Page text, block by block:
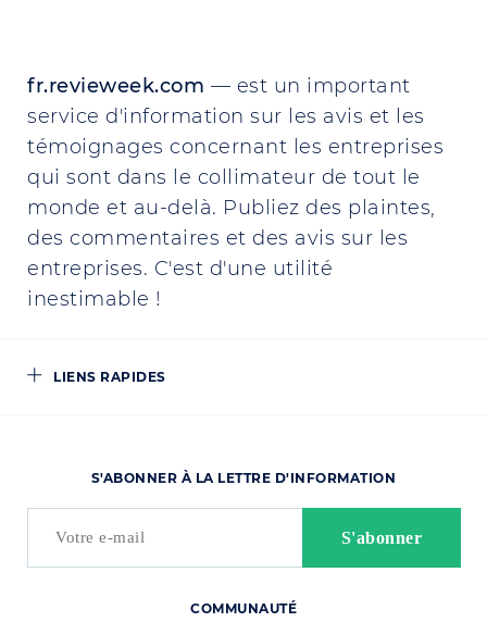
fr.revieweek.com — est un important
service d'information sur les avis et les
témoignages concernant les entreprises
qui sont dans le collimateur de tout le
monde et au-delà. Publiez des plaintes,
des commentaires et des avis sur les
entreprises. C'est d'une utilité
inestimable !
LIENS RAPIDES
COMMUNAUTÉ
S'ABONNER À LA LETTRE D'INFORMATION